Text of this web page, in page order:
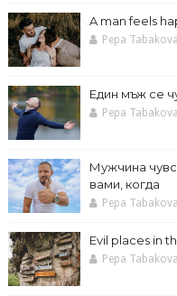
A man feels
Pepa Tabakova
Един мъж се
Pepa Tabakova
Мужчина
вами, когда
Pepa Tabakova
Evil places in
Pepa Tabakova